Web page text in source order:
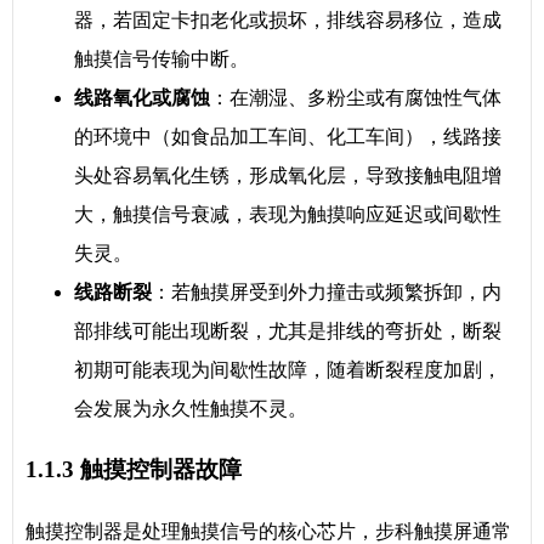
器，若固定卡扣老化或损坏，排线容易移位，造成
触摸信号传输中断。
线路氧化或腐蚀 ：在潮湿、多粉尘或有腐蚀性气体
的环境中（如食品加工车间、化工车间），线路接
头处容易氧化生锈，形成氧化层，导致接触电阻增
大，触摸信号衰减，表现为触摸响应延迟或间歇性
失灵。
线路断裂 ：若触摸屏受到外力撞击或频繁拆卸，内
部排线可能出现断裂，尤其是排线的弯折处，断裂
初期可能表现为间歇性故障，随着断裂程度加剧，
会发展为永久性触摸不灵。
1.1.3 触摸控制器故障
触摸控制器是处理触摸信号的核心芯片，步科触摸屏通常